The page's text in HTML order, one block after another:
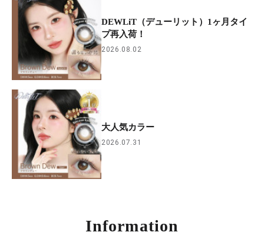
DEWLiT（デューリット）1ヶ月タイ
プ再入荷！
2026.08.02
大人気カラー
2026.07.31
Information